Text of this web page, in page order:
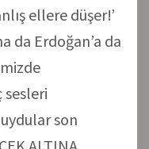
ellere düşer!’
da Erdoğan’a da
sesleri
son